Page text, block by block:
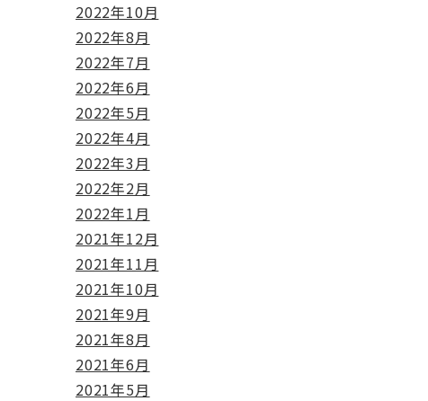
2022年10月
2022年8月
2022年7月
2022年6月
2022年5月
2022年4月
2022年3月
2022年2月
2022年1月
2021年12月
2021年11月
2021年10月
2021年9月
2021年8月
2021年6月
2021年5月